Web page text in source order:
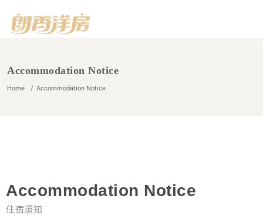
Accommodation Notice
Home Accommodation Notice
Accommodation Notice
住宿須知